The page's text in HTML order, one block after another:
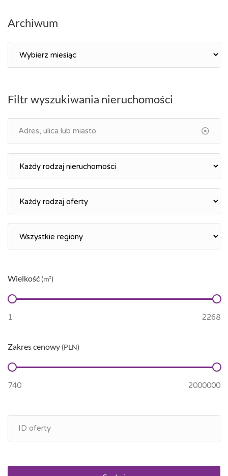
Archiwum
Filtr wyszukiwania nieruchomości
Wielkość (m²)
Zakres cenowy (PLN)